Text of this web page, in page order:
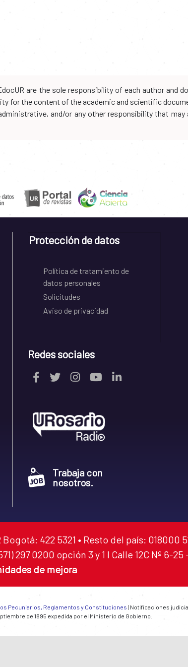
are the sole responsibility of each author and
for the content of the academic and scientific
and/or any other responsibility that
Protección de datos
Política de tratamiento de
datos personales
Solicitudes
Aviso de privacidad
Redes sociales
Trabaja con
nosotros.
422 5321 • Resto del país: 018000
297 0200 opción 3 y 1 I Calle 12C Nº 6-
de mejora
Pecuniarios, Reglamentos y Constituciones | Notificaciones
de 1895 expedida por el Ministerio de Gobierno.